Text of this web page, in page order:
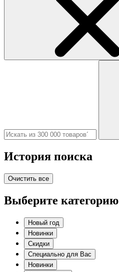
История поиска
Очистить все
Выберите категорию
Новый год
Новинки
Скидки
Специально для Вас
Новинки